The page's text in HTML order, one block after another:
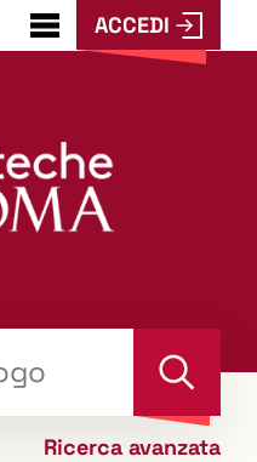
???
menu.button???
ACCEDI
Cerca
Ricerca avanzata